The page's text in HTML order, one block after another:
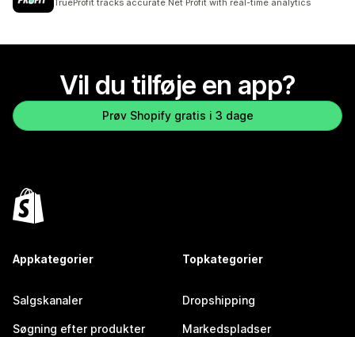
TrueProfit tracks accurate Net Profit with real-time analytics
Vil du tilføje en app?
Prøv Shopify gratis i 3 dage
Appkategorier
Salgskanaler
Søgning efter produkter
Topkategorier
Dropshipping
Markedspladser